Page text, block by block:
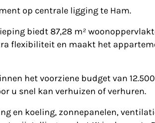
op centrale ligging te Ham.
biedt 87,28 m²
flexibiliteit en maakt het
het voorziene budget van
u snel kan verhuizen of verhuren.
en koeling, zonnepanelen,